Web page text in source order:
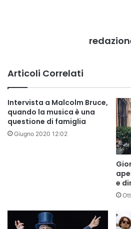
Articoli Correlati
Intervista a Malcolm Bruce,
quando la musica è una
questione di famiglia
Giugno 2020 12:02
e